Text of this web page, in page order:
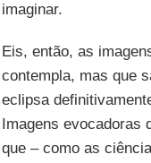
imaginar.
Eis, então, as
contempla, mas que
eclipsa
Imagens evocadoras
que – como as